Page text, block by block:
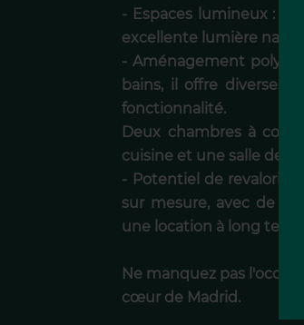
- Espaces lumineux :
excellente lumière
- Aménagement
bains, il offre diverses
fonctionnalité.
Deux chambres à
cuisine et une salle de
- Potentiel de
sur mesure, avec de
une location à long
Ne manquez pas
cœur de Madrid.